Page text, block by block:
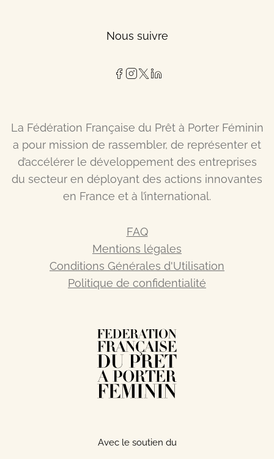
Nous suivre
La Fédération Française du Prêt à Porter Féminin
a pour mission de rassembler, de représenter et
d’accélérer le développement des entreprises
du secteur en déployant des actions innovantes
en France et à l’international.
FAQ
Mentions légales
Conditions Générales d'Utilisation
Politique de confidentialité
Avec le soutien du